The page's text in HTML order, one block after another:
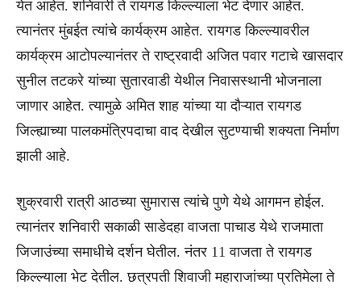
येत आहेत. शनिवारी ते रायगड किल्ल्याला भेट देणार आहेत.
त्यानंतर मुंबईत त्यांचे कार्यक्रम आहेत. रायगड किल्ल्यावरील
कार्यक्रम आटोपल्यानंतर ते राष्ट्रवादी अजित पवार गटाचे खासदार
सुनील तटकरे यांच्या सुतारवाडी येथील निवासस्थानी भोजनाला
जाणार आहेत. त्यामुळे अमित शाह यांच्या या दौऱ्यात रायगड
जिल्ह्याच्या पालकमंत्रिपदाचा वाद देखील सुटण्याची शक्यता निर्माण
झाली आहे.
शुक्रवारी रात्री आठच्या सुमारास त्यांचे पुणे येथे आगमन होईल.
त्यानंतर शनिवारी सकाळी साडेदहा वाजता पाचाड येथे राजमाता
जिजाउंच्या समाधीचे दर्शन घेतील. नंतर 11 वाजता ते रायगड
किल्ल्याला भेट देतील. छत्रपती शिवाजी महाराजांच्या प्रतिमेला ते